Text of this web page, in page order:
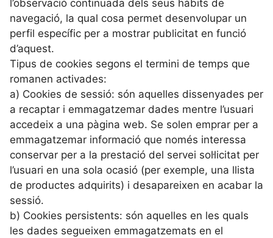
l’observació continuada dels seus hàbits de
navegació, la qual cosa permet desenvolupar un
perfil específic per a mostrar publicitat en funció
d’aquest.
Tipus de cookies segons el termini de temps que
romanen activades:
a) Cookies de sessió: són aquelles dissenyades per
a recaptar i emmagatzemar dades mentre l’usuari
accedeix a una pàgina web. Se solen emprar per a
emmagatzemar informació que només interessa
conservar per a la prestació del servei sol·licitat per
l’usuari en una sola ocasió (per exemple, una llista
de productes adquirits) i desapareixen en acabar la
sessió.
b) Cookies persistents: són aquelles en les quals
les dades segueixen emmagatzemats en el